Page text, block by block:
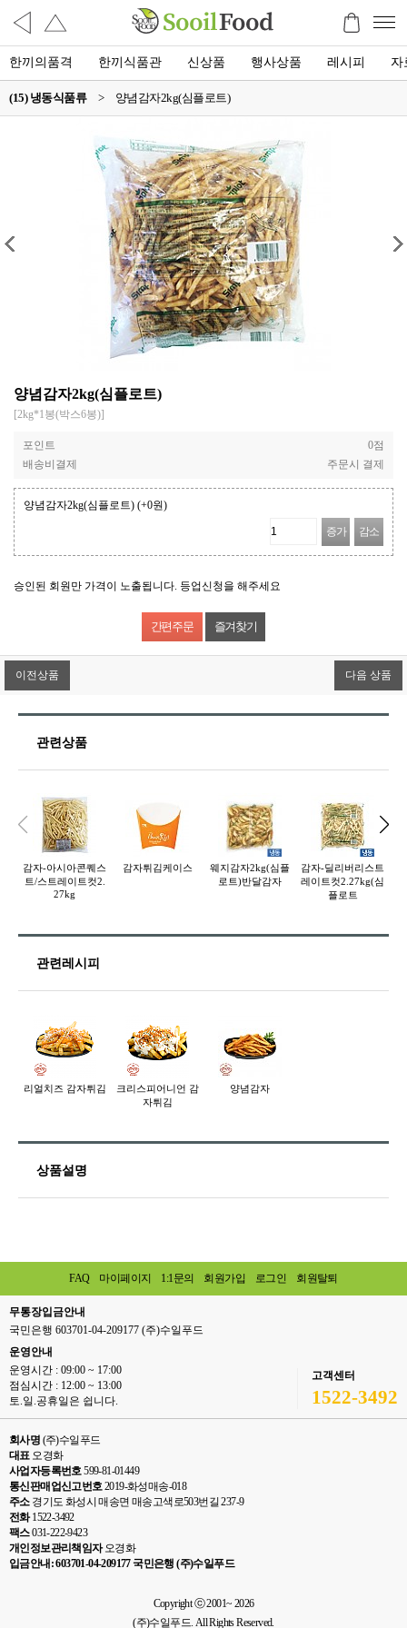
한끼의품격 한끼식품관 신상품 행사상품 레시피 자
(15) 냉동식품류 > 양념감자2kg(심플로트)
양념감자2kg(심플로트)
[2kg*1봉(박스6봉)]
포인트
0점
배송비결제
주문시 결제
양념감자2kg(심플로트) (+0원)
증가 감소
승인된 회원만 가격이 노출됩니다. 등업신청을 해주세요
즐겨찾기
이전상품 다음 상품
관련상품
감자-아시아콘퀘스
트/스트레이트컷2.
27kg
감자튀김케이스
웨지감자2kg(심플
로트)반달감자
감자-딜리버리스트
레이트컷2.27kg(심
플로트
관련레시피
리얼치즈 감자튀김
크리스피어니언 감
자튀김
양념감자
상품설명
FAQ 마이페이지 1:1문의 회원가입 로그인 회원탈퇴
무통장입금안내
국민은행 603701-04-209177 (주)수일푸드
운영안내
운영시간 : 09:00 ~ 17:00
점심시간 : 12:00 ~ 13:00
토.일.공휴일은 쉽니다.
고객센터
1522-3492
회사명 (주)수일푸드
대표오경화
사업자등록번호599-81-01449
통신판매업신고번호2019-화성매송-018
주소경기도 화성시 매송면 매송고색로503번길 237-9
전화1522-3492
팩스031-222-9423
개인정보관리책임자오경화
입금안내: 603701-04-209177 국민은행 (주)수일푸드
Copyright ⓒ 2001~ 2026
(주)수일푸드. All Rights Reserved.